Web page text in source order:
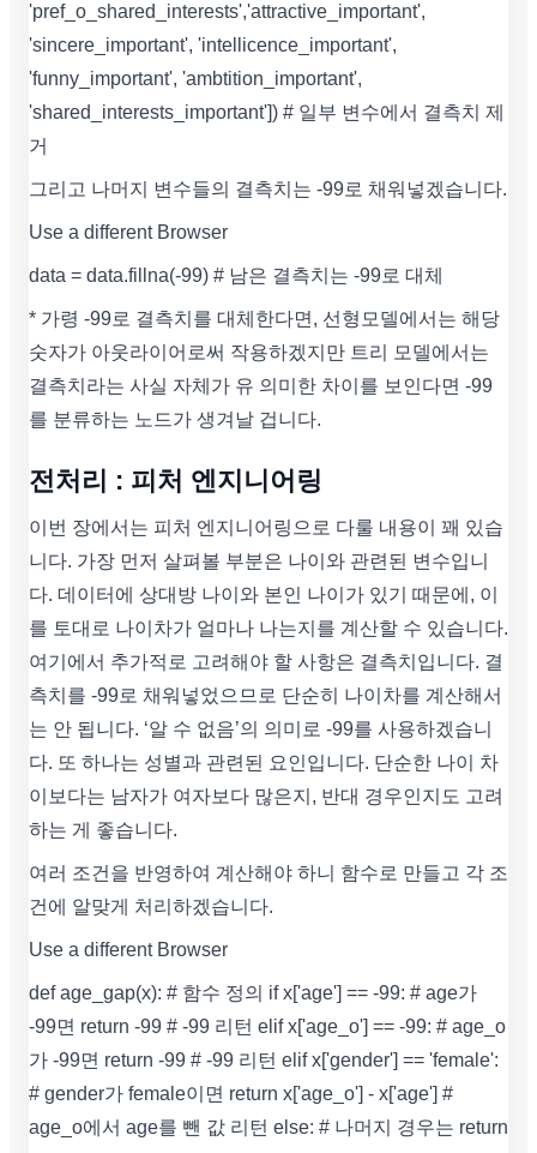
'pref_o_shared_interests','attractive_important',
'sincere_important', 'intellicence_important',
'funny_important', 'ambtition_important',
'shared_interests_important']) # 일부 변수에서 결측치 제
거
그리고 나머지 변수들의 결측치는 -99로 채워넣겠습니다.
Use a different Browser
data = data.fillna(-99) # 남은 결측치는 -99로 대체
* 가령 -99로 결측치를 대체한다면, 선형모델에서는 해당
숫자가 아웃라이어로써 작용하겠지만 트리 모델에서는
결측치라는 사실 자체가 유 의미한 차이를 보인다면 -99
를 분류하는 노드가 생겨날 겁니다.
전처리 : 피처 엔지니어링
이번 장에서는 피처 엔지니어링으로 다룰 내용이 꽤 있습
니다. 가장 먼저 살펴볼 부분은 나이와 관련된 변수입니
다. 데이터에 상대방 나이와 본인 나이가 있기 때문에, 이
를 토대로 나이차가 얼마나 나는지를 계산할 수 있습니다.
여기에서 추가적로 고려해야 할 사항은 결측치입니다. 결
측치를 -99로 채워넣었으므로 단순히 나이차를 계산해서
는 안 됩니다. ‘알 수 없음’의 의미로 -99를 사용하겠습니
다. 또 하나는 성별과 관련된 요인입니다. 단순한 나이 차
이보다는 남자가 여자보다 많은지, 반대 경우인지도 고려
하는 게 좋습니다.
여러 조건을 반영하여 계산해야 하니 함수로 만들고 각 조
건에 알맞게 처리하겠습니다.
Use a different Browser
def age_gap(x): # 함수 정의 if x['age'] == -99: # age가
-99면 return -99 # -99 리턴 elif x['age_o'] == -99: # age_o
가 -99면 return -99 # -99 리턴 elif x['gender'] == 'female':
# gender가 female이면 return x['age_o'] - x['age'] #
age_o에서 age를 뺀 값 리턴 else: # 나머지 경우는 return